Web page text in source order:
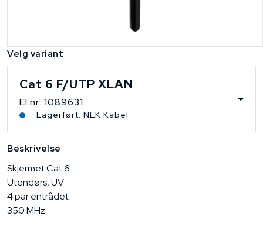
Velg variant
Cat 6 F/UTP XLAN
El.nr: 1089631
Lagerført: NEK Kabel
Beskrivelse
Skjermet Cat 6
Utendørs, UV
4 par entrådet
350 MHz